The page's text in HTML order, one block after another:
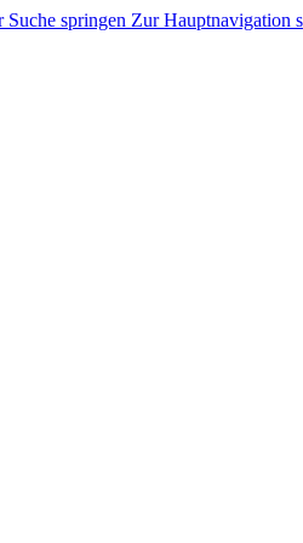
Suche springen Zur Hauptnavigation